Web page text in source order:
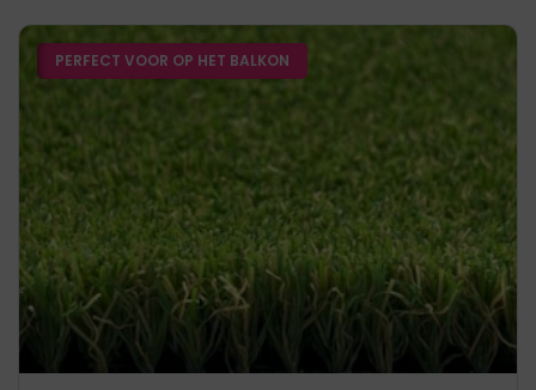
PERFECT VOOR OP HET BALKON